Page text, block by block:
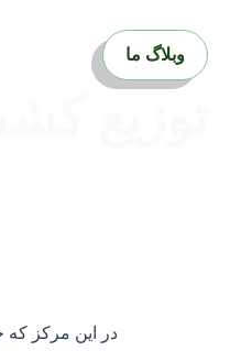
وبلاگ ما
در این مرکز که